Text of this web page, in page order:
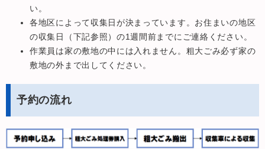
い。
各地区によって収集日が決まっています。お住まいの地区
の収集日（下記参照）の1週間前までにご連絡ください。
作業員は家の敷地の中には入れません。粗大ごみ必ず家の
敷地の外まで出してください。
予約の流れ